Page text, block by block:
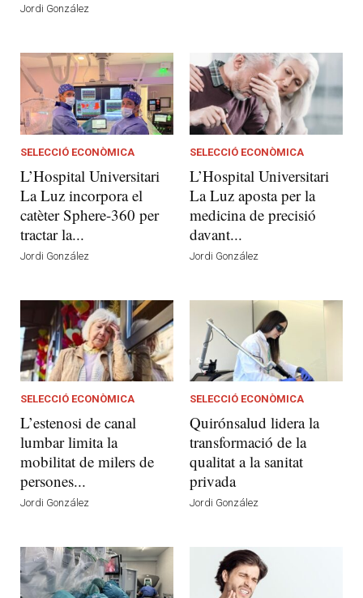
Jordi González
SELECCIÓ ECONÒMICA
L’Hospital Universitari
La Luz incorpora el
catèter Sphere-360 per
tractar la...
Jordi González
SELECCIÓ ECONÒMICA
L’Hospital Universitari
La Luz aposta per la
medicina de precisió
davant...
Jordi González
SELECCIÓ ECONÒMICA
L’estenosi de canal
lumbar limita la
mobilitat de milers de
persones...
Jordi González
SELECCIÓ ECONÒMICA
Quirónsalud lidera la
transformació de la
qualitat a la sanitat
privada
Jordi González